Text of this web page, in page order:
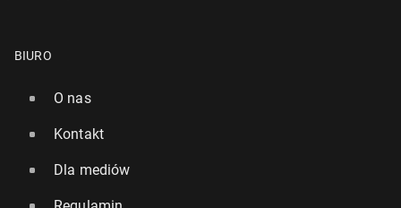
BIURO
O nas
Kontakt
Dla mediów